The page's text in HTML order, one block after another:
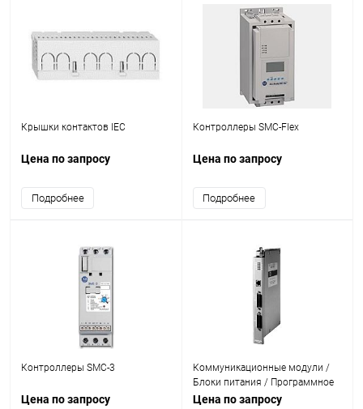
Крышки контактов IEC
Цена по запросу
Подробнее
Контроллеры SMC-Flex
Цена по запросу
Подробнее
Контроллеры SMC-3
Цена по запросу
Коммуникационные модули /
Блоки питания / Программное
обеспечение
Цена по запросу